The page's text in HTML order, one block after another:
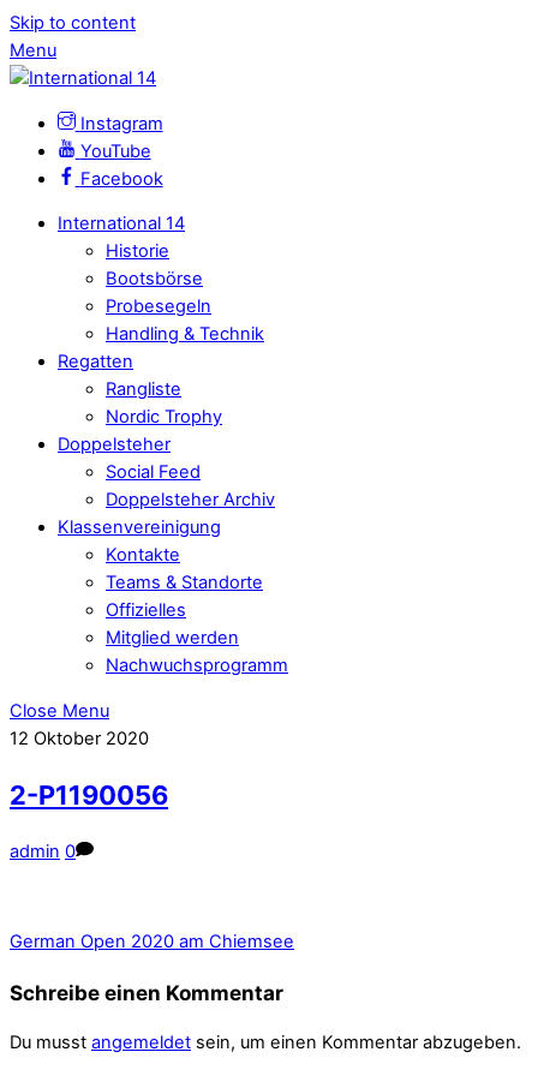
Skip to content
Menu
Instagram
YouTube
Facebook
International 14
Historie
Bootsbörse
Probesegeln
Handling & Technik
Regatten
Rangliste
Nordic Trophy
Doppelsteher
Social Feed
Doppelsteher Archiv
Klassenvereinigung
Kontakte
Teams & Standorte
Offizielles
Mitglied werden
Nachwuchsprogramm
Close Menu
12 Oktober 2020
2-P1190056
admin 0
German Open 2020 am Chiemsee
Schreibe einen Kommentar
Du musst angemeldet sein, um einen Kommentar abzugeben.